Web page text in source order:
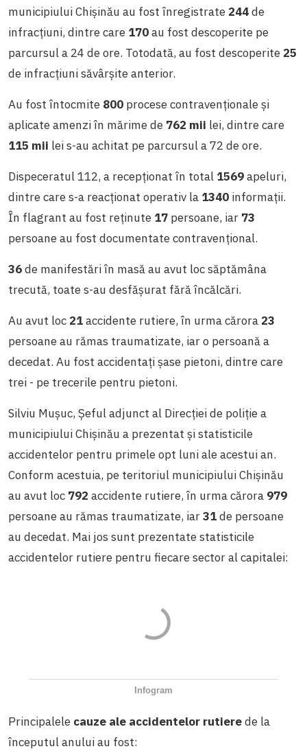
municipiului Chișinău au fost înregistrate 244de
infracțiuni, dintre care 170au fost descoperite pe
parcursul a 24 de ore. Totodată, au fost descoperite 25
de infracțiuni săvârșite anterior.
Au fost întocmite 800 procese contravenționale și
aplicate amenzi în mărime de 762 mii lei, dintre care
115 mii lei s-au achitat pe parcursul a 72 de ore.
Dispeceratul 112, a recepționat în total 1569apeluri,
dintre care s-a reacționat operativ la 1340 informații.
În flagrant au fost reținute 17 persoane, iar 73
persoane au fost documentate contravențional.
36de manifestări în masă au avut loc săptămâna
trecută, toate s-au desfășurat fără încălcări.
Au avut loc 21accidente rutiere, în urma cărora 23
persoane au rămas traumatizate, iar o persoană a
decedat. Au fost accidentați șase pietoni, dintre care
trei - pe trecerile pentru pietoni.
Silviu Muşuc, Şeful adjunct al Direcţiei de poliţie a
municipiului Chişinău a prezentat și statisticile
accidentelor pentru primele opt luni ale acestui an.
Conform acestuia, pe teritoriul municipiului Chișinău
au avut loc 792 accidente rutiere, în urma cărora 979
persoane au rămas traumatizate, iar31de persoane
au decedat. Mai jos sunt prezentate statisticile
accidentelor rutiere pentru fiecare sector al capitalei:
Infogram
Principalele cauze ale accidentelor rutierede la
începutul anului au fost: